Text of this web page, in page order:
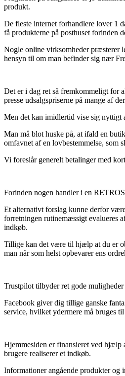
produkt.
De fleste internet forhandlere lover 1
få produkterne på posthuset forinden
Nogle online virksomheder præsterer
hensyn til om man befinder sig nær
Det er i dag ret så fremkommeligt for
presse udsalgspriserne på mange af
Men det kan imidlertid vise sig nyttigt
Man må blot huske på, at ifald en
omfavnet af en lovbestemmelse, som
Vi foreslår generelt betalinger med
Forinden nogen handler i en
Et alternativt forslag kunne derfor
forretningen rutinemæssigt evalueres
indkøb.
Tillige kan det være til hjælp at du er
man når som helst opbevarer ens
Trustpilot tilbyder ret gode
Facebook giver dig tillige ganske
service, hvilket ydermere må bruges
Hjemmesiden er finansieret ved hjælp
brugere realiserer et indkøb.
Informationer angående produkter og